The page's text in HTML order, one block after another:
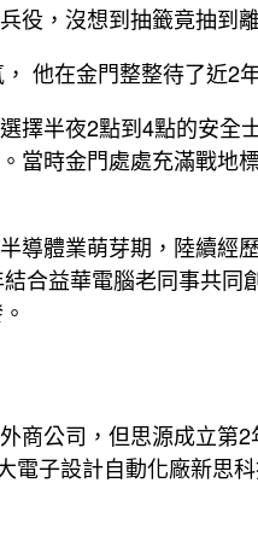
役，沒想到抽籤竟抽到
他在金門整整待了近2
擇半夜2點到4點的安全
當時金門處處充滿戰地
導體業萌芽期，陸續經
合益華電腦老同事共同
商公司，但思源成立第
電子設計自動化廠新思